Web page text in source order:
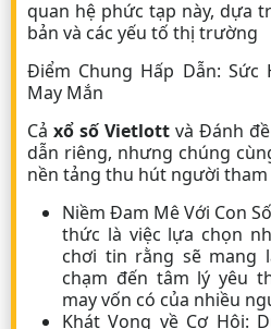
quan hệ phức tạp này, dựa
bản và các yếu tố thị trường
Điểm Chung Hấp Dẫn: Sức
May Mắn
Cả xổ số Vietlott và Đánh
dẫn riêng, nhưng chúng
nền tảng thu hút người tham
Niềm Đam Mê Với Con
thức là việc lựa chọn
chơi tin rằng sẽ mang
chạm đến tâm lý yêu
may vốn có của nhiều
Khát Vọng về Cơ Hội: